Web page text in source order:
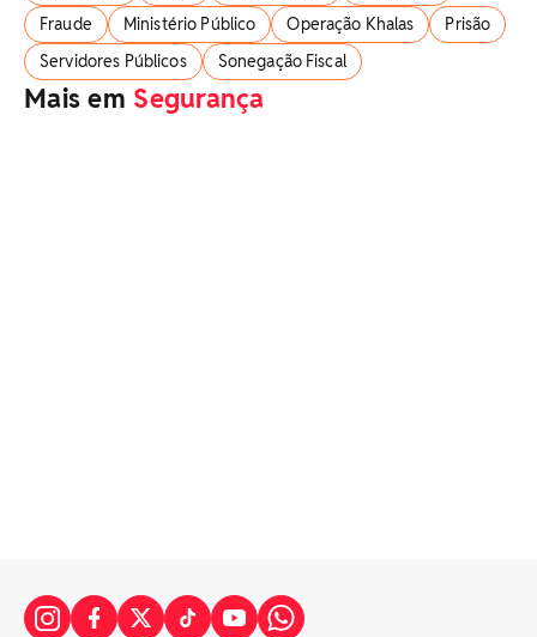
Fraude
Ministério Público Operação Khalas
Prisão
Servidores Públicos
Sonegação Fiscal
Mais em Segurança